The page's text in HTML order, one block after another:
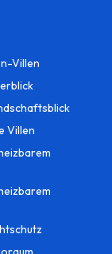
Villen
Villen